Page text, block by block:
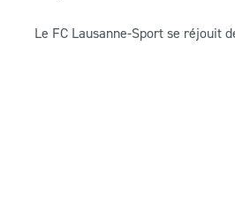
Le FC Lausanne-Sport se réjouit